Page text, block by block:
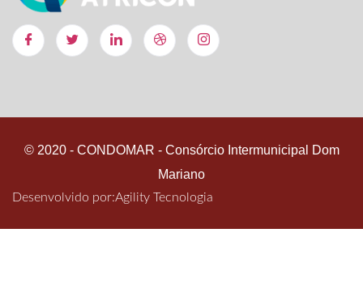
© 2020 - CONDOMAR - Consórcio Intermunicipal Dom
Mariano
Desenvolvido por:Agility Tecnologia